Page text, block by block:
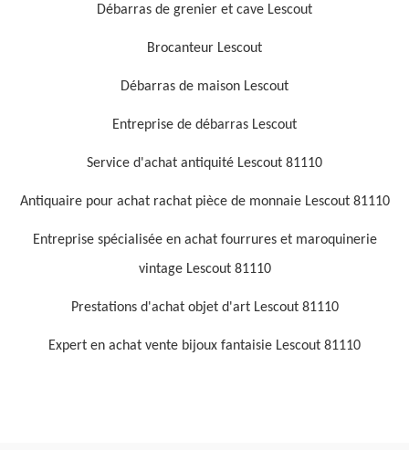
Débarras de grenier et cave Lescout
Brocanteur Lescout
Débarras de maison Lescout
Entreprise de débarras Lescout
Service d'achat antiquité Lescout 81110
Antiquaire pour achat rachat pièce de monnaie Lescout 81110
Entreprise spécialisée en achat fourrures et maroquinerie
vintage Lescout 81110
Prestations d'achat objet d'art Lescout 81110
Expert en achat vente bijoux fantaisie Lescout 81110